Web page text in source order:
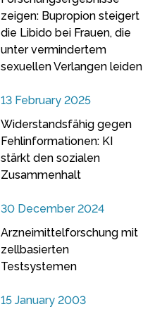
zeigen: Bupropion steigert
die Libido bei Frauen, die
unter vermindertem
sexuellen Verlangen leiden
13 February 2025
Widerstandsfähig gegen
Fehlinformationen: KI
stärkt den sozialen
Zusammenhalt
30 December 2024
Arzneimittelforschung mit
zellbasierten
Testsystemen
15 January 2003